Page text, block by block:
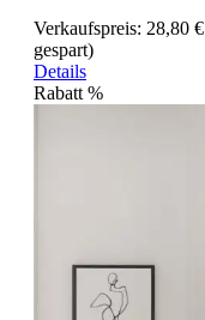
Verkaufspreis: 28,80 €
gespart)
Details
Rabatt %